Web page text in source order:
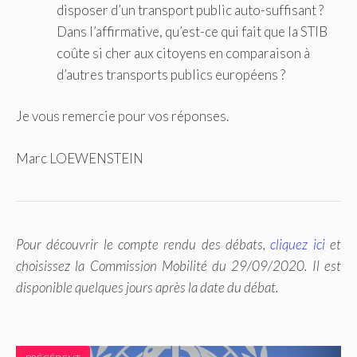
disposer d’un transport public auto-suffisant ?
Dans l’affirmative, qu’est-ce qui fait que la STIB
coûte si cher aux citoyens en comparaison à
d’autres transports publics européens ?
Je vous remercie pour vos réponses.
Marc LOEWENSTEIN
Pour découvrir le compte rendu des débats,cliquez iciet
choisissez la Commission Mobilité du 29/09/2020. Il est
disponible quelques jours après la date du débat.